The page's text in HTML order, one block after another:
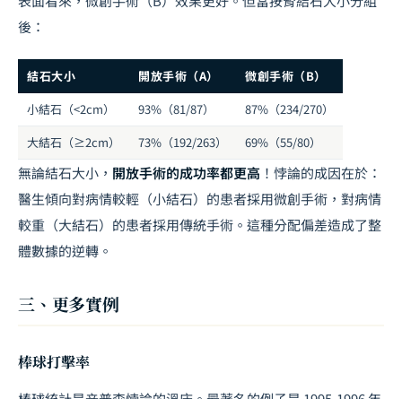
後：
結石大小 開放手術（A）
微創手術（B）
小結石（<2cm）
93%（81/87）
87%（234/270）
大結石（≥2cm）
73%（192/263） 69%（55/80）
無論結石大小， 開放手術的成功率都更高 ！悖論的成因在於：
醫生傾向對病情較輕（小結石）的患者採用微創手術，對病情
較重（大結石）的患者採用傳統手術。這種分配偏差造成了整
體數據的逆轉。
三、更多實例
棒球打擊率